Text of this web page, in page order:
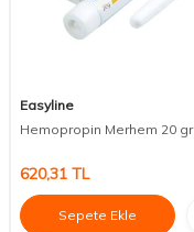
Easyline
Hemopropin Merhem 20 gr
620,31 TL
Sepete Ekle